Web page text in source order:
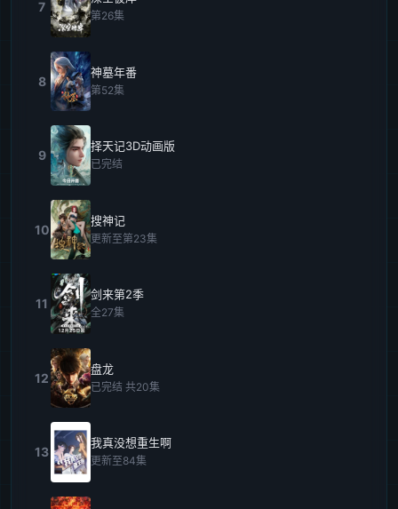
7
第26集
8
神墓年番
第52集
9
择天记3D动画版
已完结
10
搜神记
更新至第23集
11
剑来第2季
全27集
12
盘龙
已完结 共20集
13
我真没想重生啊
更新至84集